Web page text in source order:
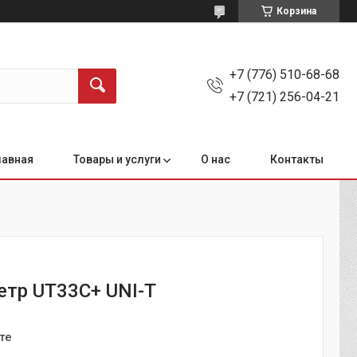
Корзина
+7 (776) 510-68-68
+7 (721) 256-04-21
Товары и услуги О нас Контакты
UT33C+ UNI-T